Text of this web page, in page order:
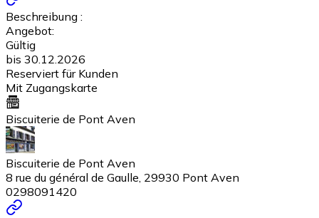
Beschreibung :
Angebot:
Gültig
bis 30.12.2026
Reserviert für Kunden
Mit Zugangskarte
Biscuiterie de Pont Aven
Biscuiterie de Pont Aven
8 rue du général de Gaulle, 29930 Pont Aven
0298091420